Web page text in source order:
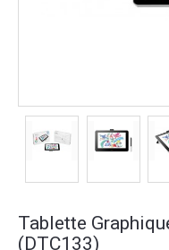
Tablette
(DTC133)